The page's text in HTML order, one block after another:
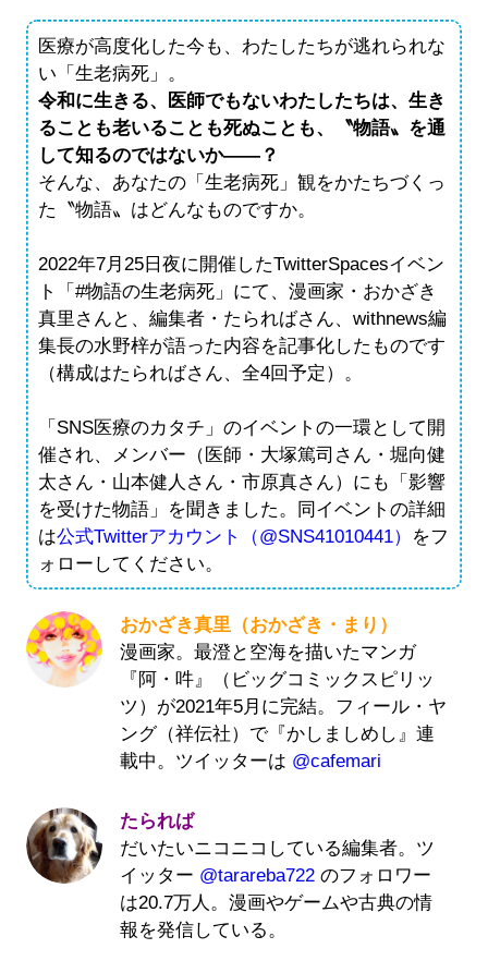
医療が高度化した今も、わたしたちが逃れられな
い「生老病死」。
令和に生きる、医師でもないわたしたちは、生き
ることも老いることも死ぬことも、〝物語〟を通
して知るのではないか――？
そんな、あなたの「生老病死」観をかたちづくっ
た〝物語〟はどんなものですか。
2022年7月25日夜に開催したTwitterSpacesイベン
ト「#物語の生老病死」にて、漫画家・おかざき
真里さんと、編集者・たらればさん、withnews編
集長の水野梓が語った内容を記事化したものです
（構成はたらればさん、全4回予定）。
「SNS医療のカタチ」のイベントの一環として開
催され、メンバー（医師・大塚篤司さん・堀向健
太さん・山本健人さん・市原真さん）にも「影響
を受けた物語」を聞きました。同イベントの詳細
は公式Twitterアカウント（@SNS41010441） をフ
ォローしてください。
おかざき真里（おかざき・まり）
漫画家。最澄と空海を描いたマンガ
『阿・吽』（ビッグコミックスピリッ
ツ）が2021年5月に完結。フィール・ヤ
ング（祥伝社）で『かしましめし』連
載中。ツイッターは @cafemari
たられば
だいたいニコニコしている編集者。ツ
イッター @tarareba722のフォロワー
は20.7万人。漫画やゲームや古典の情
報を発信している。